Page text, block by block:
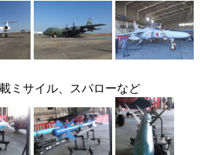
ミサイル、スパローなど